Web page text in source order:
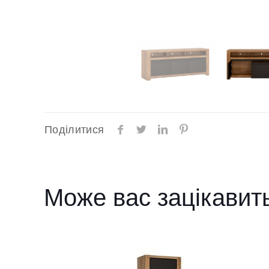
Поділитися
Може вас